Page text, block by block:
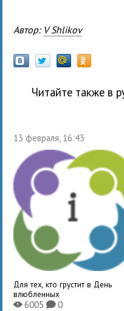
Автор: V Shlikov
Читайте также в
13 февраля, 16:43
Для тех, кто грустит в День
влюбленных
X6005K0